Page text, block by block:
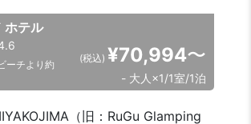
ホテル
ーチより約
(税込) ¥70,994〜
- 大人×1/1室/1泊